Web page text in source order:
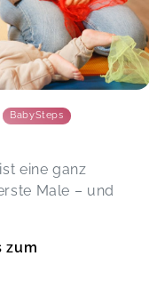
BabySteps
eine ganz
Male – und
zum